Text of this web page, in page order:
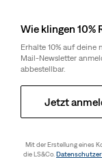
Wie klingen 10%
Erhalte 10% auf
Mail-Newsletter
abbestellbar.
Jetzt
Mit der Erstellung eines
die LS&Co.